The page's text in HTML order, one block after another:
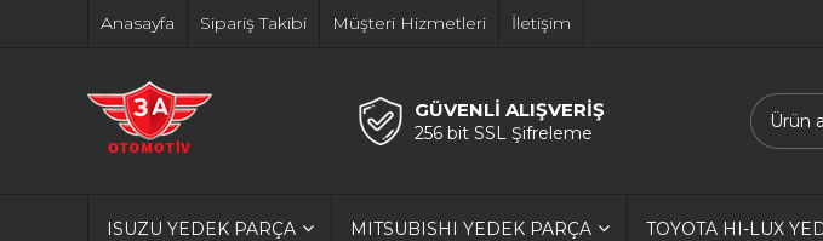
Anasayfa Sipariş Takibi Müşteri Hizmetleri İletişim
GÜVENLİ ALIŞVERİŞ
256 bit SSL Şifreleme
ISUZU YEDEK PARÇA MITSUBISHI YEDEK PARÇA TOYOTA HI-LUX